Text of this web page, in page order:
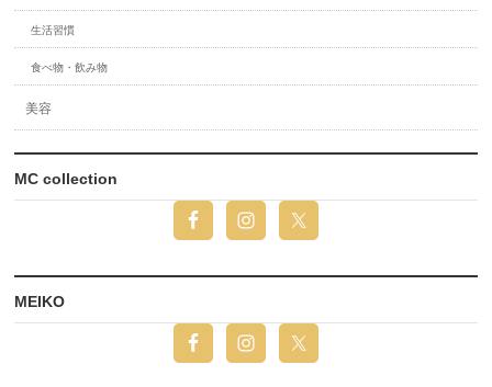
生活習慣
食べ物・飲み物
美容
MC collection
MEIKO